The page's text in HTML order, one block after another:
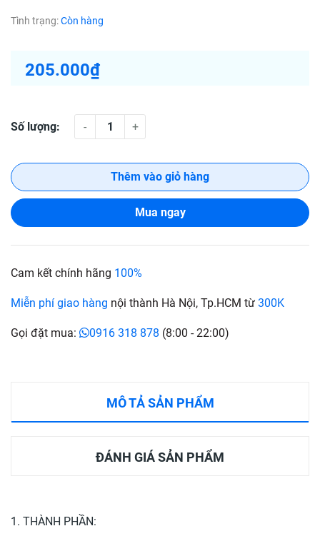
Tình trạng:Còn hàng
205.000₫
Số lượng: - +
Thêm vào giỏ hàng
Mua ngay
Cam kết chính hãng 100%
Miễn phí giao hàng nội thành Hà Nội, Tp.HCM từ 300K
Gọi đặt mua: 0916 318 878 (8:00 - 22:00)
MÔ TẢ SẢN PHẨM
ĐÁNH GIÁ SẢN PHẨM
1. THÀNH PHẦN: